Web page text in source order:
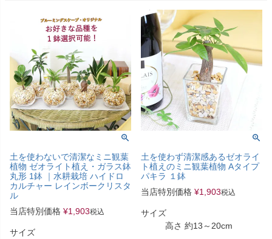
土を使わないで清潔なミニ観葉
植物 ゼオライト植え・ガラス鉢
丸形 1鉢 ｜水耕栽培 ハイドロ
カルチャー レインボークリスタ
ル
当店特別価格 ¥1,903税込
サイズ
土を使わず清潔感あるゼオライ
ト植えのミニ観葉植物 Aタイプ
パキラ １鉢
当店特別価格 ¥1,903税込
サイズ
高さ 約13～20cm